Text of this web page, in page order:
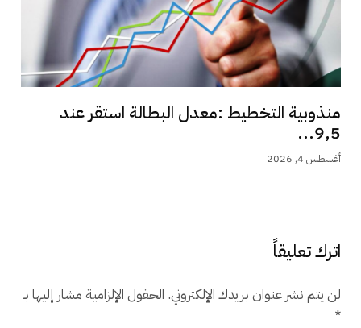
منذوبية التخطيط :معدل البطالة استقر عند
9,5...
أغسطس 4, 2026
اترك تعليقاً
لن يتم نشر عنوان بريدك الإلكتروني. الحقول الإلزامية مشار إليها بـ
*